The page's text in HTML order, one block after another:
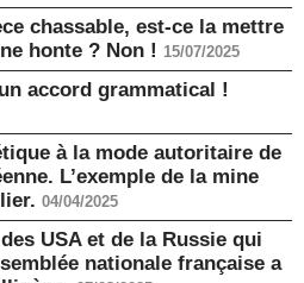
chassable, est-ce la mettre
honte ? Non ! 15/07/2025
accord grammatical !
à la mode autoritaire de
L’exemple de la mine
04/04/2025
USA et de la Russie qui
nationale française a